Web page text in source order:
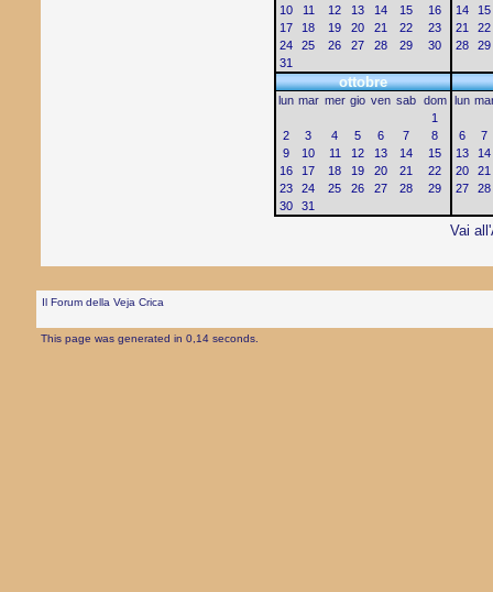
10
11 12 13 14 15
16
17
18 19 20 21 22
23
24
25 26 27 28 29
30
31
14
15
21
22
28
29
ottobre
lun mar mer gio ven sab dom
1
2
3 4 5 6 7
8
9
10 11 12 13 14
15
16
17 18 19 20 21
22
23
24 25 26 27 28
29
30
31
lun
6
7
13
14
20
21
27
28
Vai
Il Forum della Veja Crica
This page was generated in 0,14 seconds.